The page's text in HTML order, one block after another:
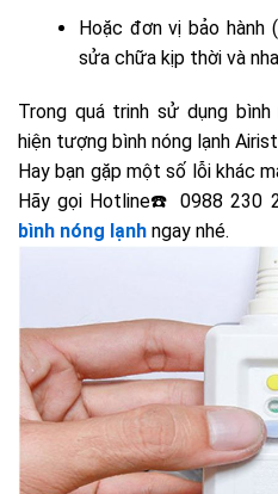
Hoặc đơn vị bảo hành
sửa chữa kịp thời và
Trong quá trinh sử dụng
hiện tượng bình nóng lạnh
Hay bạn gặp một số lỗi khác
Hãy gọi Hotline☎️ 0988 230
bình nóng lạnh ngay nhé.